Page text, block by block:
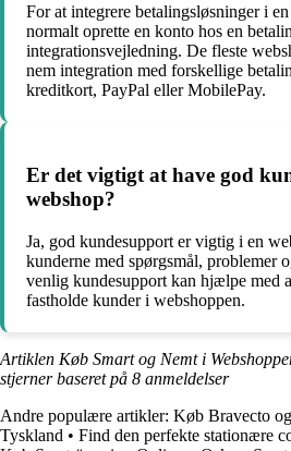
For at integrere betalingsløsninger i
normalt oprette en konto hos en
integrationsvejledning. De fleste
nem integration med forskellige
kreditkort, PayPal eller MobilePay.
Er det vigtigt at have god
webshop?
Ja, god kundesupport er vigtig i en
kunderne med spørgsmål, problemer
venlig kundesupport kan hjælpe med
fastholde kunder i webshoppen.
Artiklen Køb Smart og Nemt i
stjerner baseret på 8 anmeldelser
Andre populære artikler: Køb Bravecto
Tyskland • Find den perfekte stationære